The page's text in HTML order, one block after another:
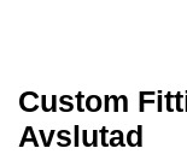
Custom
Avslutad